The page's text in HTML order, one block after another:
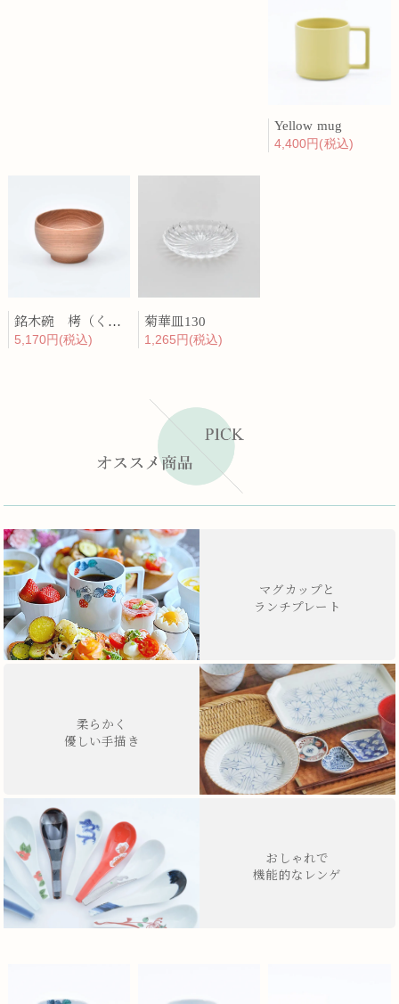
Yellow mug
4,400円(税込)
銘木碗 栲（くるみ）
5,170円(税込)
菊華皿130
1,265円(税込)
マグカップと
ランチプレート
柔らかく
優しい手描き
おしゃれで
機能的なレンゲ